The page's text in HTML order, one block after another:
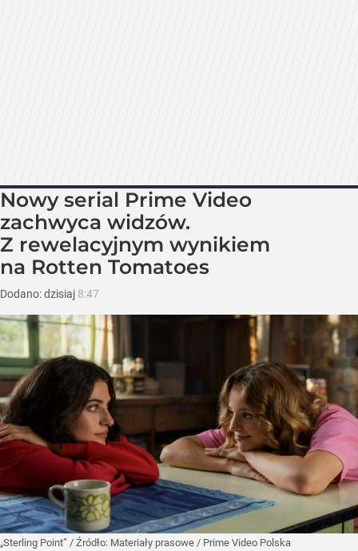
Nowy serial Prime Video
zachwyca widzów.
Z rewelacyjnym wynikiem
na Rotten Tomatoes
Dodano:dzisiaj 8:47
„Sterling Point” / Źródło: Materiały prasowe / Prime Video Polska